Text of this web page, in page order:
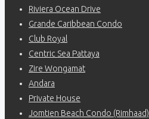
Riviera Ocean Drive
Grande Caribbean Condo
Club Royal
Centric Sea Pattaya
Zire Wongamat
Andara
Private House
Jomtien Beach Condo (Rimhaad)